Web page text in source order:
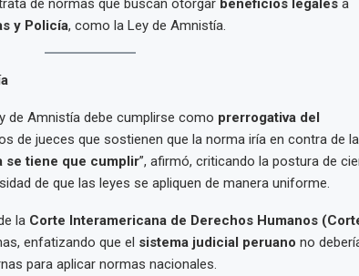
de normas que buscan otorgar beneficios legalesa
y Policía, como la Ley de Amnistía.
de Amnistía debe cumplirse como prerrogativa del
de jueces que sostienen que la norma iría en contra de la
se tiene que cumplir”, afirmó, criticando la postura de
de que las leyes se apliquen de manera uniforme.
la Corte Interamericana de Derechos Humanos
enfatizando que el sistema judicial peruano no
para aplicar normas nacionales.